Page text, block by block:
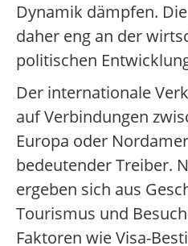
Dynamik dämpfen.
daher eng an der
politischen
Der internationale
auf Verbindungen
Europa oder
bedeutender Treiber.
ergeben sich aus
Tourismus und
Faktoren wie Visa-